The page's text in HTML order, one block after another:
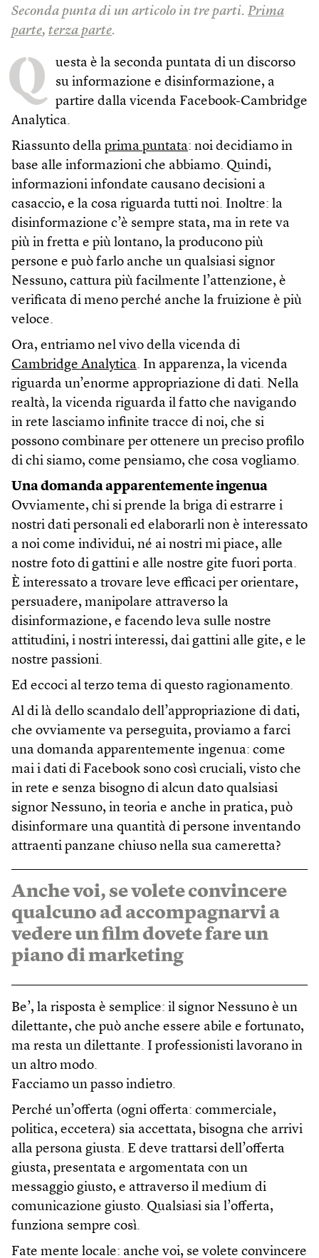
Seconda punta di un articolo in tre parti. Prima
parte, terza parte.
Q uesta è la seconda puntata di un discorso
su informazione e disinformazione, a
partire dalla vicenda Facebook-Cambridge
Analytica.
Riassunto della prima puntata: noi decidiamo in
base alle informazioni che abbiamo. Quindi,
informazioni infondate causano decisioni a
casaccio, e la cosa riguarda tutti noi. Inoltre: la
disinformazione c’è sempre stata, ma in rete va
più in fretta e più lontano, la producono più
persone e può farlo anche un qualsiasi signor
Nessuno, cattura più facilmente l’attenzione, è
verificata di meno perché anche la fruizione è più
veloce.
Ora, entriamo nel vivo della vicenda di
Cambridge Analytica. In apparenza, la vicenda
riguarda un’enorme appropriazione di dati. Nella
realtà, la vicenda riguarda il fatto che navigando
in rete lasciamo infinite tracce di noi, che si
possono combinare per ottenere un preciso profilo
di chi siamo, come pensiamo, che cosa vogliamo.
Una domanda apparentemente ingenua
Ovviamente, chi si prende la briga di estrarre i
nostri dati personali ed elaborarli non è interessato
a noi come individui, né ai nostri mi piace, alle
nostre foto di gattini e alle nostre gite fuori porta.
È interessato a trovare leve efficaci per orientare,
persuadere, manipolare attraverso la
disinformazione, e facendo leva sulle nostre
attitudini, i nostri interessi, dai gattini alle gite, e le
nostre passioni.
Ed eccoci al terzo tema di questo ragionamento.
Al di là dello scandalo dell’appropriazione di dati,
che ovviamente va perseguita, proviamo a farci
una domanda apparentemente ingenua: come
mai i dati di Facebook sono così cruciali, visto che
in rete e senza bisogno di alcun dato qualsiasi
signor Nessuno, in teoria e anche in pratica, può
disinformare una quantità di persone inventando
attraenti panzane chiuso nella sua cameretta?
Anche voi, se volete convincere
qualcuno ad accompagnarvi a
vedere un film dovete fare un
piano di marketing
Be’, la risposta è semplice: il signor Nessuno è un
dilettante, che può anche essere abile e fortunato,
ma resta un dilettante. I professionisti lavorano in
un altro modo.
Facciamo un passo indietro.
Perché un’offerta (ogni offerta: commerciale,
politica, eccetera) sia accettata, bisogna che arrivi
alla persona giusta. E deve trattarsi dell’offerta
giusta, presentata e argomentata con un
messaggio giusto, e attraverso il medium di
comunicazione giusto. Qualsiasi sia l’offerta,
funziona sempre così.
Fate mente locale: anche voi, se volete convincere